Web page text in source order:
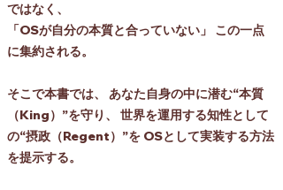
ではなく、
「OSが自分の本質と合っていない」 この一点
に集約される。
そこで本書では、 あなた自身の中に潜む“本質
（King）”を守り、 世界を運用する知性として
の“摂政（Regent）”を OSとして実装する方法
を提示する。